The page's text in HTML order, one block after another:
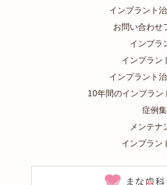
インプラント
お問い合わせ
インプラ
インプラン
インプラント
10年間のインプラン
症例集
メンテナ
インプラン